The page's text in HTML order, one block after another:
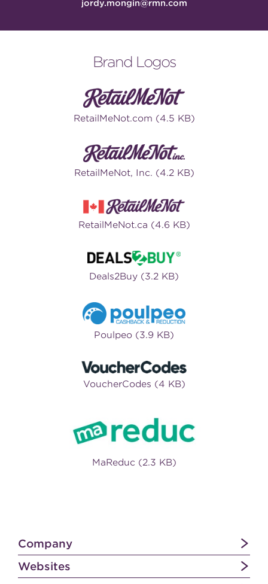
jordy.mongin@rmn.com
Brand Logos
RetailMeNot.com (4.5 KB)
RetailMeNot, Inc. (4.2 KB)
RetailMeNot.ca (4.6 KB)
Deals2Buy (3.2 KB)
Poulpeo (3.9 KB)
VoucherCodes (4 KB)
MaReduc (2.3 KB)
Company
Websites